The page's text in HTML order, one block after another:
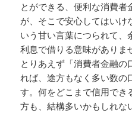
とができる、便利な消費者
が、そこで安心してはいけ
いう甘い言葉につられて
利息で借りる意味がありま
とりあえず「消費者金融
れば、途方もなく多い数の
す。何をどこまで信用でき
方も、結構多いかもしれな